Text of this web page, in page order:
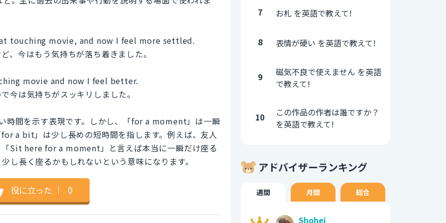
touching movie, and now I feel more settled.
、今はもう気持ちが落ち着きました。
movie and now I feel better.
今は気持ちがスッキリしました。
間を示す表現です。しかし、「for a moment」は一瞬
a bit」は少し長めの短時間を指します。例えば、友人
Sit here for a moment」と言えば本当に一瞬だけ座る
長く座るかもしれないという意味になります。
役に立った ｜ 0
7 お札 を英語で教えて!
8 表情が硬い を英語で教えて!
9
磁気不良で使えません を英語
で教えて!
10
この作品の作者は誰ですか？
を英語で教えて!
アドバイザーランキング
週間 月間 総合
Shohei